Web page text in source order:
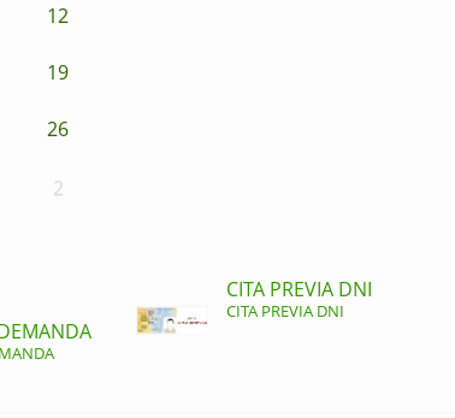
12
19
26
2
CITA PREVIA DNI
CITA PREVIA DNI